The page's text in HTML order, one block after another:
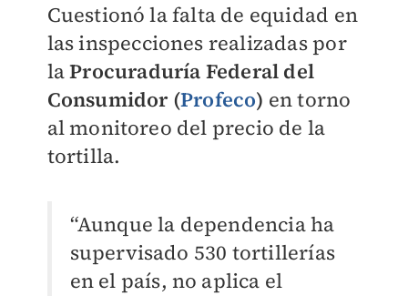
Cuestionó la falta de equidad en
las inspecciones realizadas por
laProcuraduría Federal del
Consumidor (Profeco) en torno
al monitoreo del precio de la
tortilla.
“Aunque la dependencia ha
supervisado 530 tortillerías
en el país, no aplica el